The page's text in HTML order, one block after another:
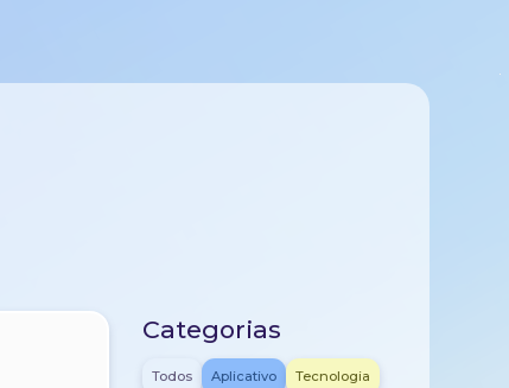
Categorias
Todos Aplicativo Tecnologia